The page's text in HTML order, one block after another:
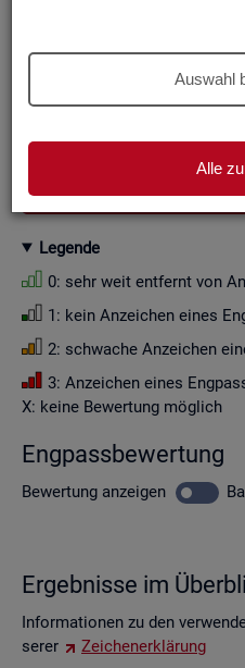
Auswahl
Alle
Zah­len­wer­te i. d. R. auf
die Fil­ter­mög­lich­kei­ten und
GESAMTDOWNLOAD
Le­gen­de
0: sehr weit ent­fernt von
1: kein An­zei­chen eines
2: schwa­che An­zei­chen
3: An­zei­chen eines
X: keine Be­wer­tung mög­lich
Eng­pass­be­wer­tung
Be­wer­tung an­zei­gen
Er­geb­nis­se im
In­for­ma­tio­nen zu den
se­rer
Zei­chen­er­klä­rung